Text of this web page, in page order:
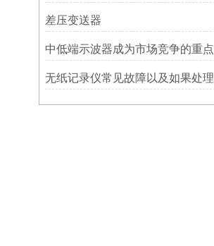
差压变送器
中低端示波器成为市场竞争的重点
无纸记录仪常见故障以及如果处理